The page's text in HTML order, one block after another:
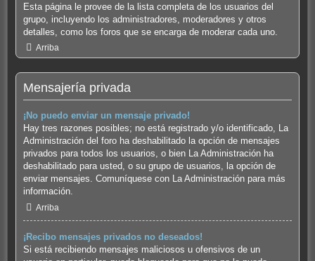
Esta página le provee de la lista completa de los usuarios del
grupo, incluyendo los administradores, moderadores y otros
detalles, como los foros que se encarga de moderar cada uno.
Arriba
Mensajería privada
¡No puedo enviar un mensaje privado!
Hay tres razones posibles; no está registrado y/o identificado, La
Administración del foro ha deshabilitado la opción de mensajes
privados para todos los usuarios, o bien La Administración ha
deshabilitado para usted, o su grupo de usuarios, la opción de
enviar mensajes. Comuníquese con La Administración para más
información.
Arriba
¡Recibo mensajes privados no deseados!
Si está recibiendo mensajes maliciosos u ofensivos de un